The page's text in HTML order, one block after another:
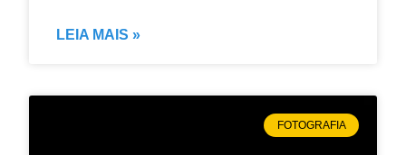
LEIA MAIS »
FOTOGRAFIA